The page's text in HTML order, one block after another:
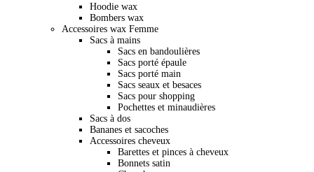
Hoodie wax
Bombers wax
Accessoires wax Femme
Sacs à mains
Sacs en bandoulières
Sacs porté épaule
Sacs porté main
Sacs seaux et besaces
Sacs pour shopping
Pochettes et minaudières
Sacs à dos
Bananes et sacoches
Accessoires cheveux
Barettes et pinces à cheveux
Bonnets satin